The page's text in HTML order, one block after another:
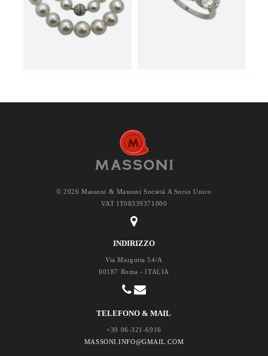
INDIRIZZO
Via Margutta 54/A
00187 Roma - ITALIA
© 2026 Massoni & Massoni Società A Socio Unico
VAT IT08339371000
TELEFONO & MAIL
+39 06-321-6916
MASSONI.INFO@GMAIL.COM